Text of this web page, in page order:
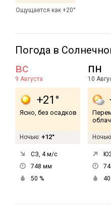
Ощущается как +20°
Погода в
вс
9 Августа
+21°
Ясно, без осадков
Ночью: +12°
СЗ, 4м/с
748 мм
50 %
пн
10
40